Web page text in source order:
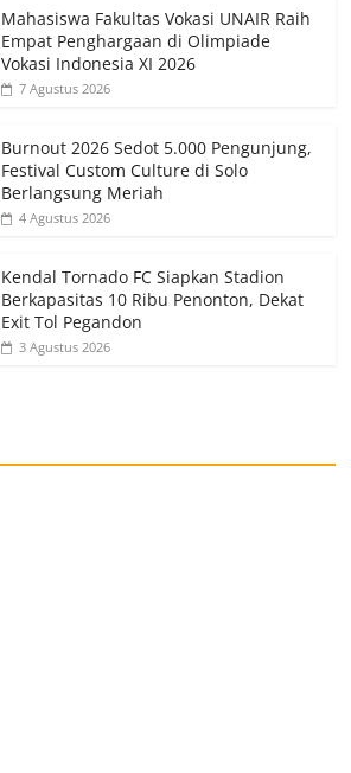
Mahasiswa Fakultas Vokasi UNAIR Raih
Empat Penghargaan di Olimpiade
Vokasi Indonesia XI 2026
7 Agustus 2026
Burnout 2026 Sedot 5.000 Pengunjung,
Festival Custom Culture di Solo
Berlangsung Meriah
4 Agustus 2026
Kendal Tornado FC Siapkan Stadion
Berkapasitas 10 Ribu Penonton, Dekat
Exit Tol Pegandon
3 Agustus 2026